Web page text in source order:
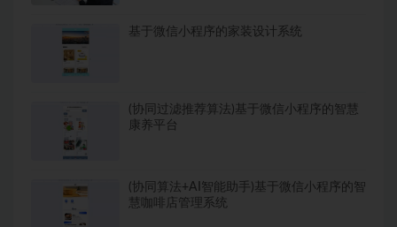
基于微信小程序的家装设计系统
(协同过滤推荐算法)基于微信小程序的智慧
康养平台
(协同算法+AI智能助手)基于微信小程序的智
慧咖啡店管理系统